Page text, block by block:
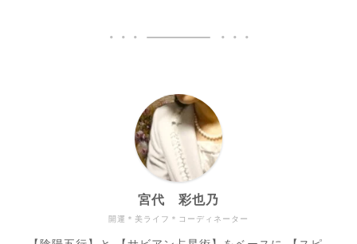
開運＊美ライフ＊コーディネーター
宮代 彩也乃